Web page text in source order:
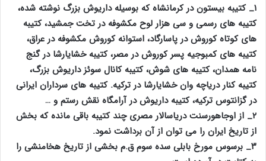
۱_ کتیبه بیستون در کرمانشاه که بوسیله داریوش بزرگ نوشته شده،
کتیبه های رسمی و سی هزار لوح مکشوفه در تخت جمشید، کتیبه
های کوتاه کوروش در پاسارگاد، استوانه کوروش مکشوفه در عراق،
کتیبه های کمبوجیه پسر کوروش در مصر، کتیبه خشایارشا در گنج
نامه همدان، کتیبه های شوش، کتیبه کانال سوئز داریوش بزرگ،
کتیبه کنار دریاچه وان خشایارشا در ترکیه. کتیبه های سرداران ایرانی
در گزانتوس ترکیه، کتیبه داریوش در آرامگاه نقش رستم و …
۲_ از اوجاهورسنت دریاسالار مصری چند کتیبه باقی مانده که بخش
از تاریخ ایران را می توان از آن برداشت نمود.
۳_ برسوس مورخ بابلی سده سوم ق.م بخشی از تاریخ هخامنشی را